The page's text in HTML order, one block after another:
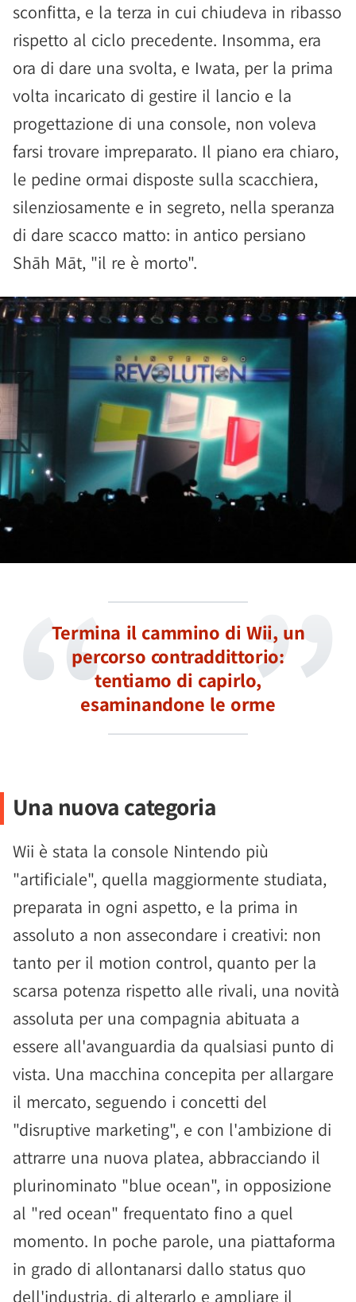
sconfitta, e la terza in cui chiudeva in ribasso
rispetto al ciclo precedente. Insomma, era
ora di dare una svolta, e Iwata, per la prima
volta incaricato di gestire il lancio e la
progettazione di una console, non voleva
farsi trovare impreparato. Il piano era chiaro,
le pedine ormai disposte sulla scacchiera,
silenziosamente e in segreto, nella speranza
di dare scacco matto: in antico persiano
Shāh Māt, "il re è morto".
Termina il cammino di Wii, un
percorso contraddittorio:
tentiamo di capirlo,
esaminandone le orme
Una nuova categoria
Wii è stata la console Nintendo più
"artificiale", quella maggiormente studiata,
preparata in ogni aspetto, e la prima in
assoluto a non assecondare i creativi: non
tanto per il motion control, quanto per la
scarsa potenza rispetto alle rivali, una novità
assoluta per una compagnia abituata a
essere all'avanguardia da qualsiasi punto di
vista. Una macchina concepita per allargare
il mercato, seguendo i concetti del
"disruptive marketing", e con l'ambizione di
attrarre una nuova platea, abbracciando il
plurinominato "blue ocean", in opposizione
al "red ocean" frequentato fino a quel
momento. In poche parole, una piattaforma
in grado di allontanarsi dallo status quo
dell'industria, di alterarlo e ampliare il